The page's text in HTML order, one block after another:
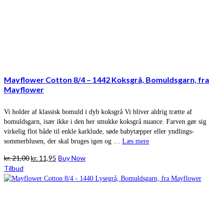
Mayflower Cotton 8/4 – 1442 Koksgrå, Bomuldsgarn, fra
Mayflower
Vi holder af klassisk bomuld i dyb koksgrå Vi bliver aldrig trætte af
bomuldsgarn, især ikke i den her smukke koksgrå nuance. Farven gør sig
virkelig flot både til enkle karklude, søde babytæpper eller yndlings-
sommerblusen, der skal bruges igen og … Læs mere
kr.21,00Den
pris
kr. 11,95 Den
pris
Buy Now
Tilbud